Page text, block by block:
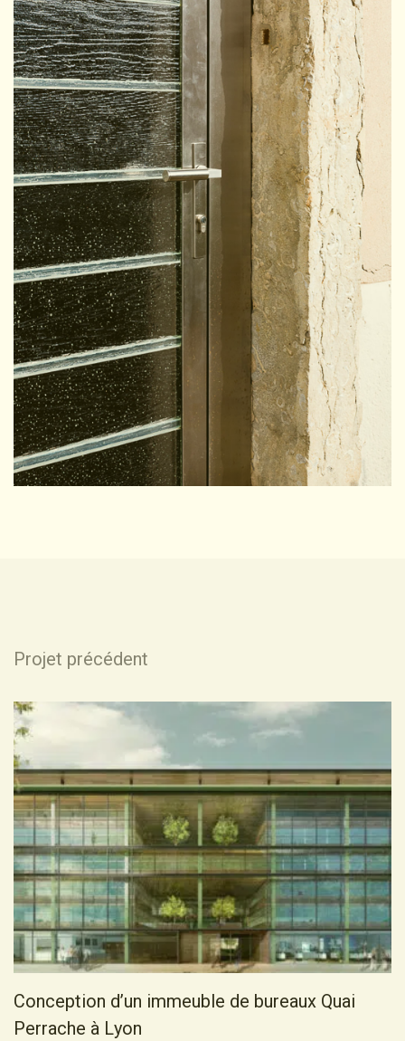
Projet précédent
Conception d’un immeuble de bureaux Quai
Perrache à Lyon